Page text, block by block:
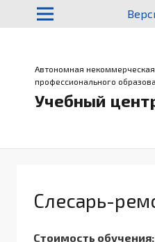
Автономная
профессионального
Учебный
Слесарь-
Стоимость обучения: